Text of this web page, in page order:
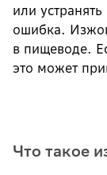
или
ошибка.
в пищеводе.
это может
Что такое